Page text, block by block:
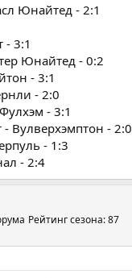
Юнайтед - 2:1
- 3:1
Юнайтед - 0:2
- 3:1
- 2:0
- 3:1
Вулверхэмптон - 2:0
- 1:3
- 2:4
Рейтинг сезона: 87